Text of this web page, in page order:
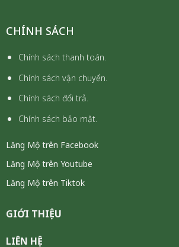
CHÍNH SÁCH
Chính sách thanh toán.
Chính sách vận chuyển.
Chính sách đổi trả.
Chính sách bảo mật.
Lăng Mộ trên Facebook
Lăng Mộ trên Youtube
Lăng Mộ trên Tiktok
GIỚI THIỆU
LIÊN HỆ